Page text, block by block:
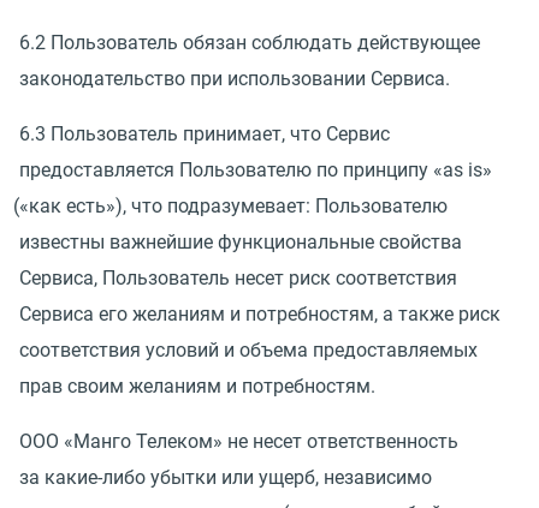
6.2 Пользователь обязан соблюдать действующее
законодательство при использовании Сервиса.
6.3 Пользователь принимает, что Сервис
предоставляется Пользователю по принципу «as is»
(«как есть»), что подразумевает: Пользователю
известны важнейшие функциональные свойства
Сервиса, Пользователь несет риск соответствия
Сервиса его желаниям и потребностям, а также риск
соответствия условий и объема предоставляемых
прав своим желаниям и потребностям.
ООО «Манго Телеком» не несет ответственность
за какие-либо убытки или ущерб, независимо